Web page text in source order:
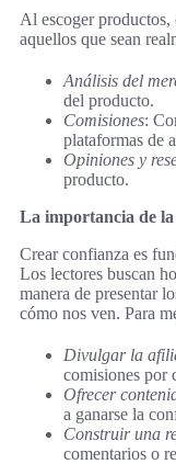
Al escoger
aquellos que sean
Análisis del
del producto.
Comisiones:
plataformas de
Opiniones y
producto.
La importancia de
Crear confianza es
Los lectores buscan
manera de presentar
cómo nos ven. Para
Divulgar la
comisiones por
Ofrecer
a ganarse la
Construir una
comentarios o